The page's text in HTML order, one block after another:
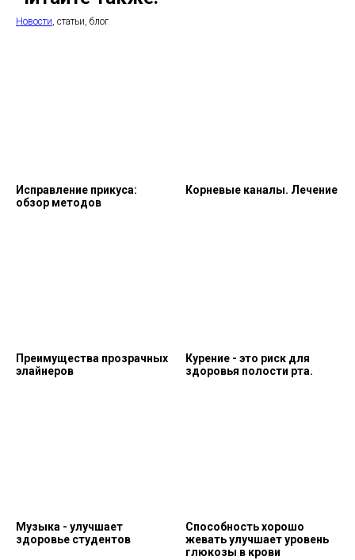
Новости, статьи, блог
Исправление прикуса:
обзор методов
Корневые каналы. Лечение
Преимущества прозрачных
элайнеров
Курение - это риск для
здоровья полости рта.
Музыка - улучшает
здоровье студентов
Способность хорошо
жевать улучшает уровень
глюкозы в крови